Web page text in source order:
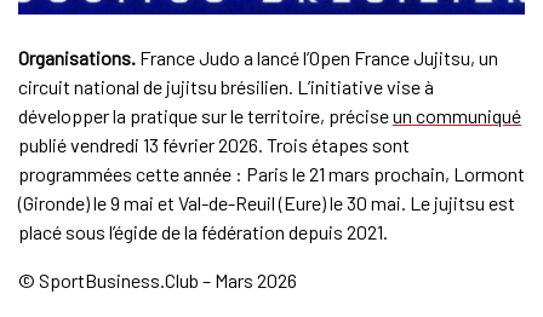
Organisations. France Judo a lancé l’Open France Jujitsu, un
circuit national de jujitsu brésilien. L’initiative vise à
développer la pratique sur le territoire, préciseun communiqué
publié vendredi 13 février 2026. Trois étapes sont
programmées cette année : Paris le 21 mars prochain, Lormont
(Gironde) le 9 mai et Val-de-Reuil (Eure) le 30 mai. Le jujitsu est
placé sous l’égide de la fédération depuis 2021.
© SportBusiness.Club – Mars 2026